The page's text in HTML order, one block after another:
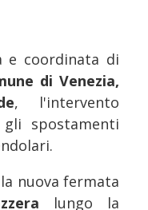
e coordinata di
di Venezia,
, l'intervento
spostamenti
nuova fermata
lungo la